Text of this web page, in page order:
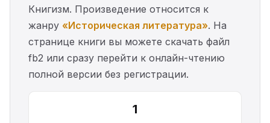
Книгизм. Произведение относится к
жанру «Историческая литература». На
странице книги вы можете скачать файл
fb2 или сразу перейти к онлайн-чтению
полной версии без регистрации.
1